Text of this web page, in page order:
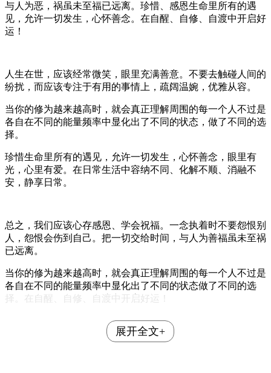
与人为恶，祸虽未至福已远离。珍惜、感恩生命里所有的遇
见，允许一切发生，心怀善念。在自醒、自修、自渡中开启好
运！
人生在世，应该经常微笑，眼里充满善意。不要去触碰人间的
纷扰，而应该专注于有用的事情上，疏阔温婉，优雅从容。
当你的修为越来越高时，就会真正理解周围的每一个人不过是
各自在不同的能量频率中显化出了不同的状态，做了不同的选
择。
珍惜生命里所有的遇见，允许一切发生，心怀善念，眼里有
光，心里有爱。在日常生活中容纳不同、化解不顺、消融不
安，静享日常。
总之，我们应该心存感恩、学会祝福。一念执着时不要怨恨别
人，怨恨会伤到自己。把一切交给时间，与人为善福虽未至祸
已远离。
当你的修为越来越高时，就会真正理解周围的每一个人不过是
各自在不同的能量频率中显化出了不同的状态做了不同的选
择。在自醒、自修、自渡中开启好运！
展开全文+